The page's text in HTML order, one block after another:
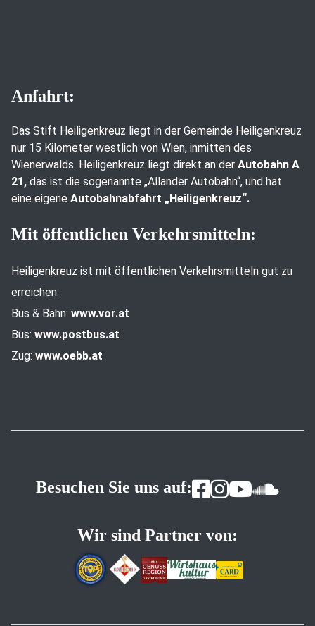
Anfahrt:
Das Stift Heiligenkreuz liegt in der Gemeinde Heiligenkreuz
nur 15 Kilometer westlich von Wien, inmitten des
Wienerwalds. Heiligenkreuz liegt direkt an der Autobahn A
21, das ist die sogenannte „Allander Autobahn“, und hat
eine eigene Autobahnabfahrt „Heiligenkreuz“.
Mit öffentlichen Verkehrsmitteln:
Heiligenkreuz ist mit öffentlichen Verkehrsmitteln gut zu
erreichen:
Bus & Bahn: www.vor.at
Bus: www.postbus.at
Zug: www.oebb.at
Besuchen Sie uns auf:
Wir sind Partner von: